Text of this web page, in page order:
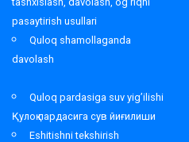
pasaytirish usullari
Quloq shamollaganda
davolash
Quloq pardasiga suv yig’ilishi
Қулоқ пардасига сув йиғилиши
Eshitishni tekshirish